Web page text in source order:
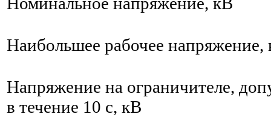
Наибольшее рабочее напряжение,
Напряжение на ограничителе,
в течение 10 с, кВ